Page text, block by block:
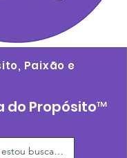
Paixão e
do Propósito™
É o que estou buscando!